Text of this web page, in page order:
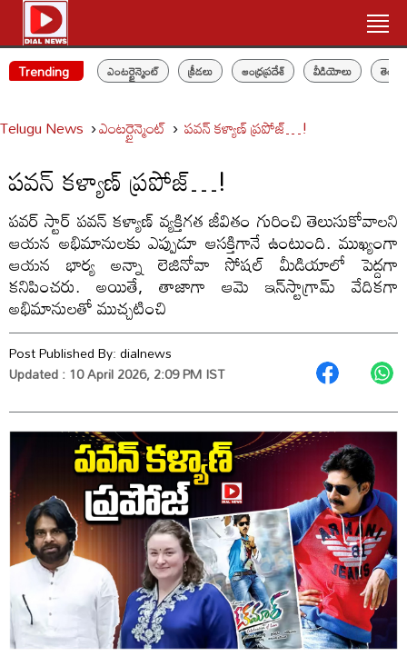
Trending ఎంటర్టైన్మెంట్ క్రీడలు ఆంధ్రప్రదేశ్ వీడియోలు
Telugu News ఎంటర్టైన్మెంట్ పవన్ కళ్యాణ్ ప్రపోజ్…!
పవన్ కళ్యాణ్ ప్రపోజ్…!
పవర్ స్టార్ పవన్ కళ్యాణ్ వ్యక్తిగత జీవితం గురించి తెలుసుకోవాలని
ఆయన అభిమానులకు ఎప్పుడూ ఆసక్తిగానే ఉంటుంది. ముఖ్యంగా
ఆయన భార్య అన్నా లెజినోవా సోషల్ మీడియాలో పెద్దగా
కనిపించరు. అయితే, తాజాగా ఆమె ఇన్‌స్టాగ్రామ్‌ వేదికగా
అభిమానులతో ముచ్చటించి
Post Published By:dialnews
Updated : 10 April 2026, 2:09 PM IST